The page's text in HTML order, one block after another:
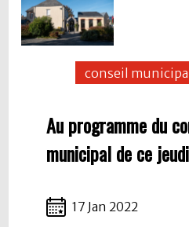
conseil
Au programme du
municipal de ce jeudi
17 Jan 2022